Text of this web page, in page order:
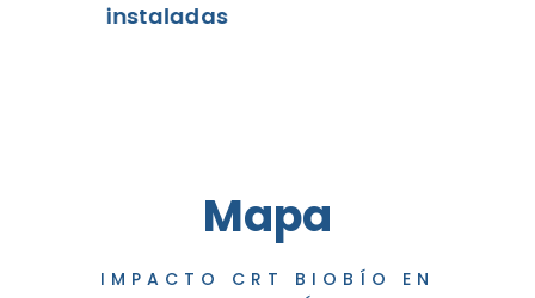
instaladas
Mapa
IMPACTO CRT BIOBÍO EN